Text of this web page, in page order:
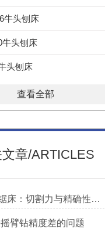
牛头刨床
牛头刨床
头刨床
查看全部
章/ARTICLES
GB4228锯床：切割力与精确性的结合
臂钻精度差的问题